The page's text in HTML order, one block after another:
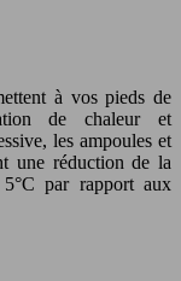
à vos pieds de
de chaleur et
les ampoules et
une réduction de la
par rapport aux